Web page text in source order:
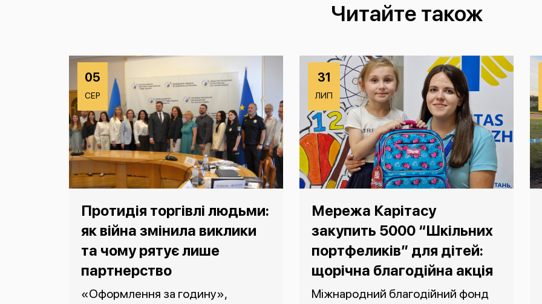
Читайте також
05
СЕР
Протидія торгівлі людьми:
як війна змінила виклики
та чому рятує лише
партнерство
«Оформлення за годину»,
31
ЛИП
Мережа Карітасу
закупить 5000 “Шкільних
портфеликів” для дітей:
щорічна благодійна акція
Міжнародний благодійний фонд